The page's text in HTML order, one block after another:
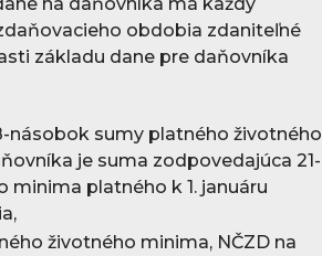
obdobia zdaniteľné
základu dane pre daňovníka
násobok sumy platného životného
je suma zodpovedajúca 21-
platného k 1. januáru
životného minima, NČZD na